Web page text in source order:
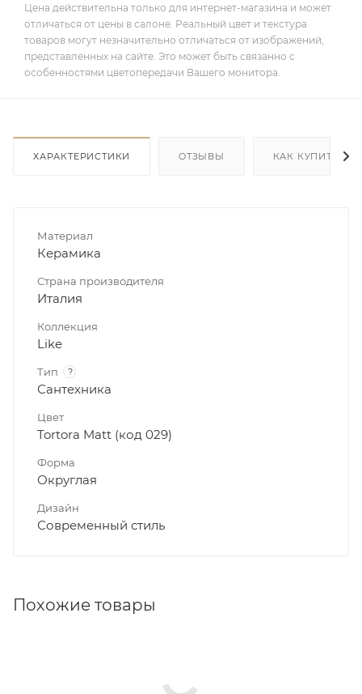
Цена действительна только для интернет-магазина и может
отличаться от цены в салоне. Реальный цвет и текстура
товаров могут незначительно отличаться от изображений,
представленных на сайте. Это может быть связанно с
особенностями цветопередачи Вашего монитора.
ХАРАКТЕРИСТИКИ ОТЗЫВЫ КАК КУПИТЬ
Материал
Керамика
Страна производителя
Италия
Коллекция
Like
Тип ?
Сантехника
Цвет
Tortora Matt (код 029)
Форма
Округлая
Дизайн
Современный стиль
Похожие товары